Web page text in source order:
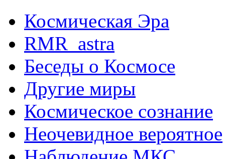
Космическая Эра
RMR_astra
Беседы о Космосе
Другие миры
Космическое сознание
Неочевидное вероятное